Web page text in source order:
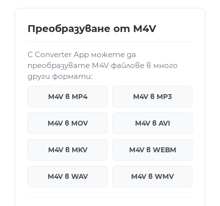
Преобразуване от M4V
С Converter App можете да
преобразувате M4V файлове в много
други формати:
M4V в MP4 M4V в MP3
M4V в MOV M4V в AVI
M4V в MKV M4V в WEBM
M4V в WAV M4V в WMV